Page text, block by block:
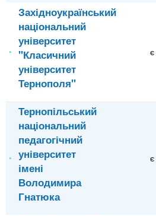
Західноукраїнський
національний
університет
"Класичний
університет
Тернополя"
є
Тернопільський
національний
педагогічний
університет
імені
Володимира
Гнатюка
є